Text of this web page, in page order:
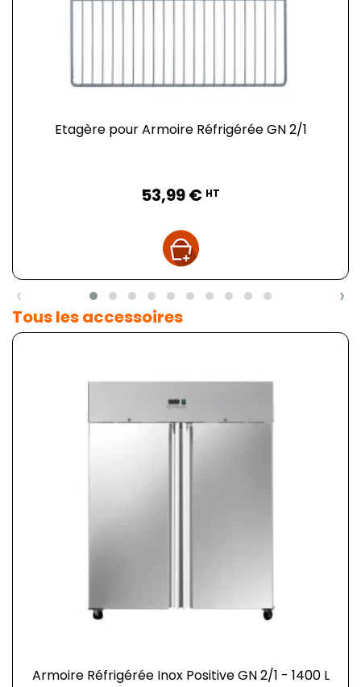
Etagère pour Armoire Réfrigérée GN 2/1
53,99 € HT
‹ ›
Tous les accessoires
Armoire Réfrigérée Inox Positive GN 2/1 - 1400 L